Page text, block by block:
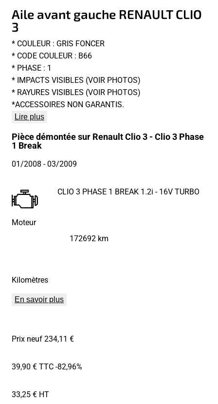
Aile avant gauche RENAULT CLIO
3
* COULEUR : GRIS FONCER
* CODE COULEUR : B66
* PHASE : 1
* IMPACTS VISIBLES (VOIR PHOTOS)
* RAYURES VISIBLES (VOIR PHOTOS)
*ACCESSOIRES NON GARANTIS.
Lire plus
Pièce démontée sur Renault Clio 3 - Clio 3 Phase
1 Break
01/2008- 03/2009
Moteur
CLIO 3 PHASE 1 BREAK 1.2i - 16V TURBO
Kilomètres
172692 km
En savoir plus
Prix neuf 234,11 €
39,90 € TTC-82,96%
33,25 € HT